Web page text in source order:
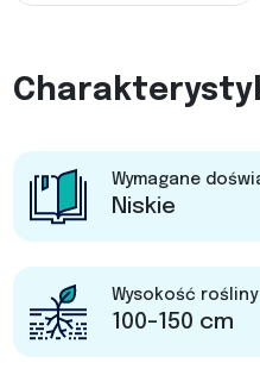
Wymagane
Niskie
Wysokość rośliny
100-150 cm